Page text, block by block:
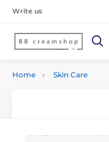
Write us
Home Skin Care